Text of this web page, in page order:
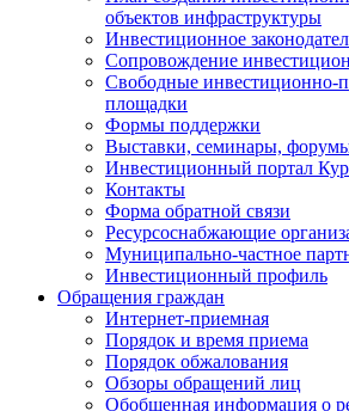
объектов инфраструктуры
Инвестиционное
Сопровождение
Свободные инвестиционно-
площадки
Формы поддержки
Выставки, семинары,
Инвестиционный портал
Контакты
Форма обратной связи
Ресурсоснабжающие
Муниципально-частное
Инвестиционный профиль
Обращения граждан
Интернет-приемная
Порядок и время приема
Порядок обжалования
Обзоры обращений лиц
Обобщенная информация о